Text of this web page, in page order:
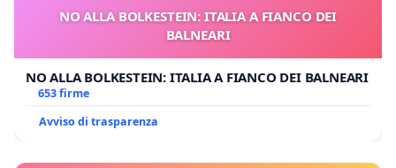
NO ALLA BOLKESTEIN: ITALIA A FIANCO DEI
BALNEARI
NO ALLA BOLKESTEIN: ITALIA A FIANCO DEI BALNEARI
653 firme
Avviso di trasparenza